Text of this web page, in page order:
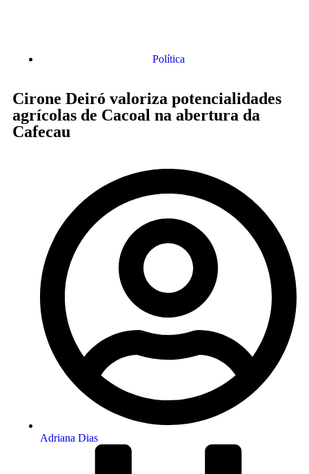
Política
Cirone Deiró valoriza potencialidades
agrícolas de Cacoal na abertura da
Cafecau
Adriana Dias